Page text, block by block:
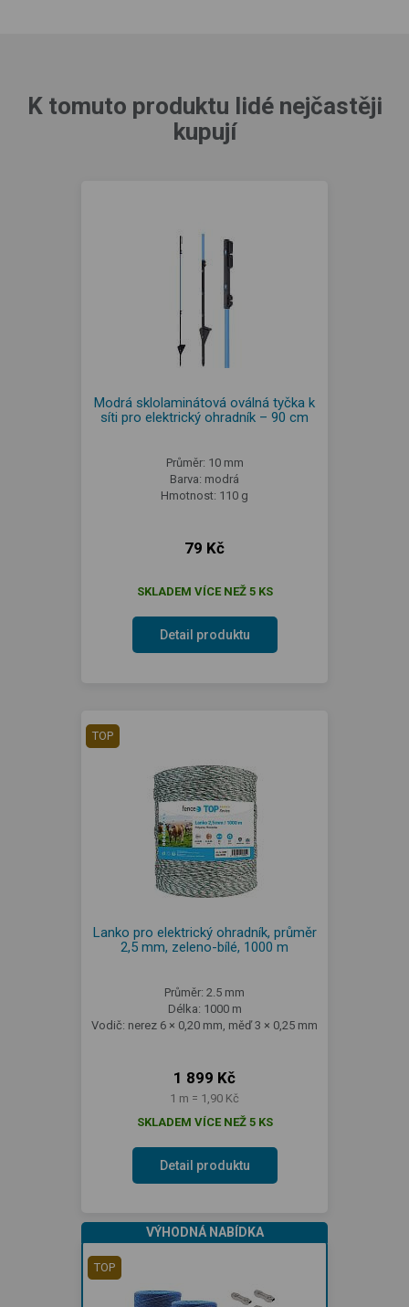
K tomuto produktu lidé nejčastěji
kupují
Modrá sklolaminátová oválná tyčka k
síti pro elektrický ohradník – 90 cm
Průměr: 10 mm
Barva: modrá
Hmotnost: 110 g
79 Kč
SKLADEM VÍCE NEŽ 5 KS
Detail produktu
TOP
Lanko pro elektrický ohradník, průměr
2,5 mm, zeleno-bílé, 1000 m
Průměr: 2.5 mm
Délka: 1000 m
Vodič: nerez 6 × 0,20 mm, měď 3 × 0,25 mm
1 899 Kč
1 m = 1,90 Kč
SKLADEM VÍCE NEŽ 5 KS
Detail produktu
VÝHODNÁ NABÍDKA
TOP